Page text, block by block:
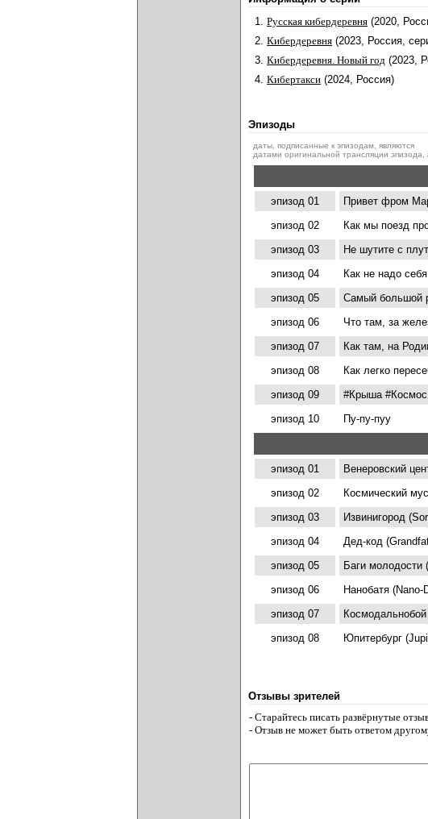
1. Русская кибердеревня (2020,
2. Кибердеревня (2023, Россия,
3. Кибердеревня. Новый год (2023,
4. Кибертакси (2024, Россия)
Эпизоды
даты, подписанные к эпизодам, являются
датами оригинальной трансляции эпизода,
эпизод 01 Привет фром
эпизод 02
Как мы поезд
эпизод 03
Не шутите с
эпизод 04
Как не надо
эпизод 05
Самый большой
эпизод 06
Что там, за
эпизод 07
Как там, на
эпизод 08
Как легко
эпизод 09
#Крыша #Космос
эпизод 10
Пу-пу-пуу
эпизод 01 Венеровский
эпизод 02
Космический
эпизод 03
Извинигород
эпизод 04
Дед-код
эпизод 05
Баги молодости
эпизод 06
Нанобатя (Nano-
эпизод 07
эпизод 08
Юпитербург
Отзывы зрителей
- Старайтесь писать развёрнутые
- Отзыв не может быть ответом